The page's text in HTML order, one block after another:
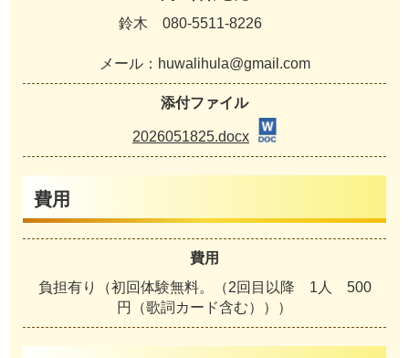
鈴木 080-5511-8226
メール：huwalihula@gmail.com
添付ファイル
2026051825.docx
費用
費用
負担有り（初回体験無料。（2回目以降 1人 500
円（歌詞カード含む）））